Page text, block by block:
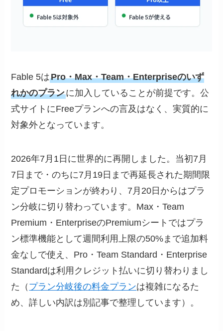
Fable 5はPro・Max・Team・Enterpriseのいず
れかのプランに加入していることが前提です。公
式サイトにFreeプランへの言及はなく、実質的に
対象外となっています。
2026年7月1日に世界的に再開しました。当初7月
7日まで・のちに7月19日まで再延長された期間限
定プロモーションが終わり、7月20日からはプラ
ン分岐に切り替わっています。Max・Team
Premium・EnterpriseのPremiumシートではプラ
ン標準機能として週間利用上限の50%まで追加料
金なしで使え、Pro・Team Standard・Enterprise
Standardは利用クレジット払いに切り替わりまし
た（ プラン分岐後の料金プランは複雑になるた
め、詳しい内訳は別記事で整理しています）。